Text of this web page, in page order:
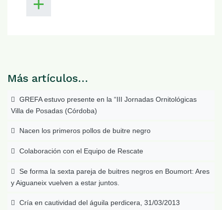
Más artículos…
GREFA estuvo presente en la “III Jornadas Ornitológicas
Villa de Posadas (Córdoba)
Nacen los primeros pollos de buitre negro
Colaboración con el Equipo de Rescate
Se forma la sexta pareja de buitres negros en Boumort: Ares
y Aiguaneix vuelven a estar juntos.
Cría en cautividad del águila perdicera, 31/03/2013